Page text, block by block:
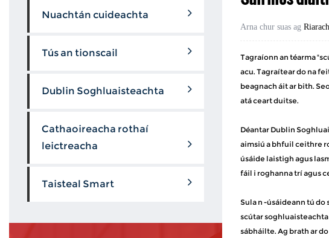
Nuachtán cuideachta
Tús an tionscail
Dublin Soghluaisteachta
Cathaoireacha rothaí
leictreacha
Taisteal Smart
Arna chur suas ag
Tagraíonn an téarma
acu. Tagraítear do na
beagnach áit ar bith.
atá ceart duitse.
Déantar Dublin
aimsiú a bhfuil ceithre
úsáide laistigh agus
fáil i roghanna trí agus
Sula n -úsáideann tú
scútar soghluaisteachta
sábháilte. Ag brath ar